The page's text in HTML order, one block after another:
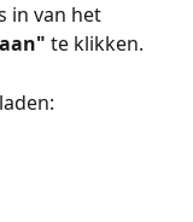
in van het
te klikken.